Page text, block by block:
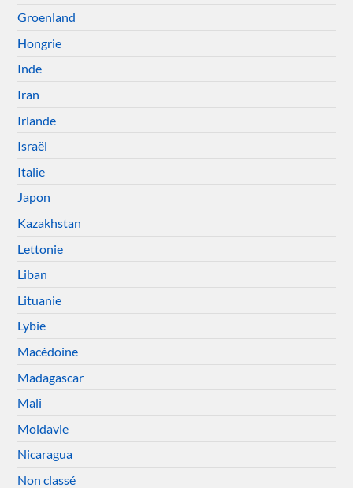
Groenland
Hongrie
Inde
Iran
Irlande
Israël
Italie
Japon
Kazakhstan
Lettonie
Liban
Lituanie
Lybie
Macédoine
Madagascar
Mali
Moldavie
Nicaragua
Non classé